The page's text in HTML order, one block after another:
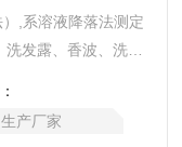
,系溶液降落法测定
发露、香波、洗洁
泡沫活动,测量其
2008国家标准,部
生产厂家